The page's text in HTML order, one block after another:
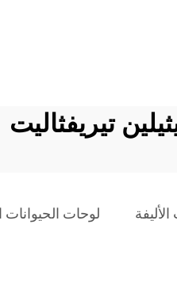
تيريفثاليت
لوحات الحيوانات